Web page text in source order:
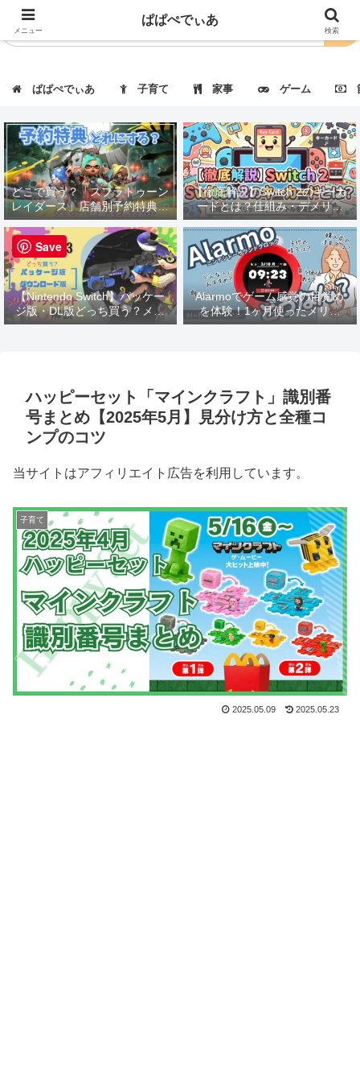
ぱぱぺでぃあ 子育て 家事 ゲーム
どこで買う？「スプラトゥーン
レイダース」店舗別予約特典・
価格まとめ｜一覧表で徹底比
較！
【徹底解説】Switch 2のキーカ
ードとは？仕組み・デメリッ
ト・対応タイトルも紹介！
【Nintendo Switch】パッケー
ジ版・DL版どっち買う？メリ
ット・デメリット解説
Alarmoでゲーム感覚の目覚め
を体験！1ヶ月使ったメリッ
ト・デメリットを徹底レビュー
ハッピーセット「マインクラフト」識別番
号まとめ【2025年5月】見分け方と全種コ
ンプのコツ
当サイトはアフィリエイト広告を利用しています。
子育て
2025.05.09 2025.05.23
メニュー
ぱぱぺでぃあ
検索
Save